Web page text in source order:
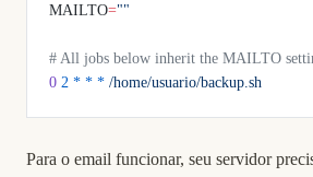
MAILTO=""
# All jobs below inherit the MAILTO
0 2 * * * /home/usuario/backup.sh
Para o email funcionar, seu servidor